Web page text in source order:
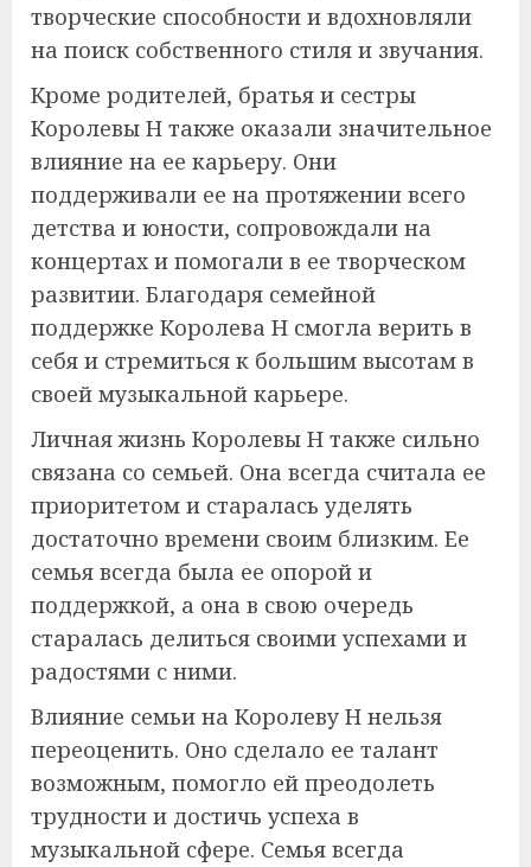
творческие способности и вдохновляли
на поиск собственного стиля и звучания.
Кроме родителей, братья и сестры
Королевы Н также оказали значительное
влияние на ее карьеру. Они
поддерживали ее на протяжении всего
детства и юности, сопровождали на
концертах и помогали в ее творческом
развитии. Благодаря семейной
поддержке Королева Н смогла верить в
себя и стремиться к большим высотам в
своей музыкальной карьере.
Личная жизнь Королевы Н также сильно
связана со семьей. Она всегда считала ее
приоритетом и старалась уделять
достаточно времени своим близким. Ее
семья всегда была ее опорой и
поддержкой, а она в свою очередь
старалась делиться своими успехами и
радостями с ними.
Влияние семьи на Королеву Н нельзя
переоценить. Оно сделало ее талант
возможным, помогло ей преодолеть
трудности и достичь успеха в
музыкальной сфере. Семья всегда